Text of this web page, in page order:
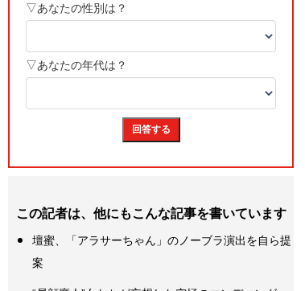
この記者は、他にもこんな記事を書いています
壇蜜、「アラサーちゃん」のノーブラ演出を自ら提
案